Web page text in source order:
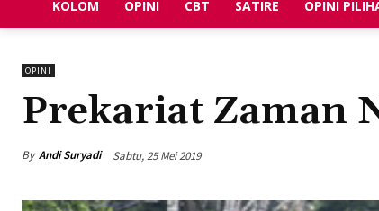
KOLOM OPINI CBT SATIRE OPINI
OPINI
Prekariat Zaman
By Andi Suryadi Sabtu, 25 Mei 2019